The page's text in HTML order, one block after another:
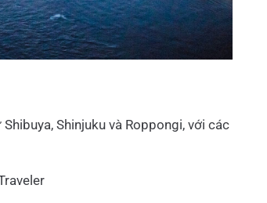
Shinjuku và Roppongi, với các